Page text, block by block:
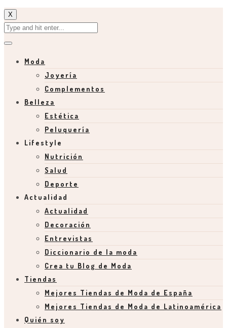
X
Moda
Joyería
Complementos
Belleza
Estética
Peluquería
Lifestyle
Nutrición
Salud
Deporte
Actualidad
Actualidad
Decoración
Entrevistas
Diccionario de la moda
Crea tu Blog de Moda
Tiendas
Mejores Tiendas de Moda de España
Mejores Tiendas de Moda de Latinoamérica
Quién soy